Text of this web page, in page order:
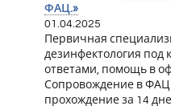
ФАЦ.»
01.04.2025
Первичная
дезинфектология под
ответами, помощь в
Сопровождение в
прохождение за 14